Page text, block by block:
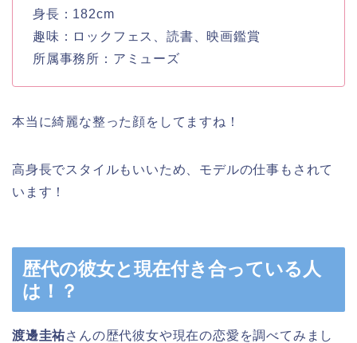
身長：182cm
趣味：ロックフェス、読書、映画鑑賞
所属事務所：アミューズ
本当に綺麗な整った顔をしてますね！
高身長でスタイルもいいため、モデルの仕事もされて
います！
歴代の彼女と現在付き合っている人
は！？
渡邊圭祐さんの歴代彼女や現在の恋愛を調べてみまし